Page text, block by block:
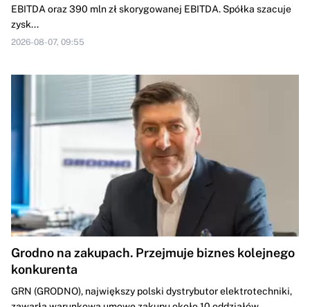
EBITDA oraz 390 mln zł skorygowanej EBITDA. Spółka szacuje
zysk...
2026-08-07, 09:55
Grodno na zakupach. Przejmuje biznes kolejnego
konkurenta
GRN (GRODNO), największy polski dystrybutor elektrotechniki,